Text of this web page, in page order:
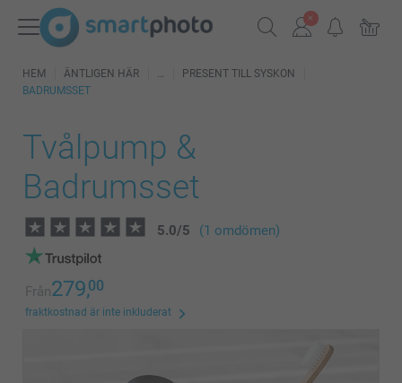
HEM ÄNTLIGEN HÄR
PRESENT TILL SYSKON
BADRUMSSET
Tvålpump &
Badrumsset
5.0/5 (1 omdömen)
Från279,00
fraktkostnad är inte inkluderat